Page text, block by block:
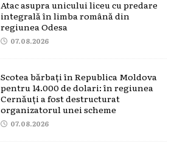
Atac asupra unicului liceu cu predare
integrală în limba română din
regiunea Odesa
07.08.2026
Scotea bărbați în Republica Moldova
pentru 14.000 de dolari: în regiunea
Cernăuți a fost destructurat
organizatorul unei scheme
07.08.2026